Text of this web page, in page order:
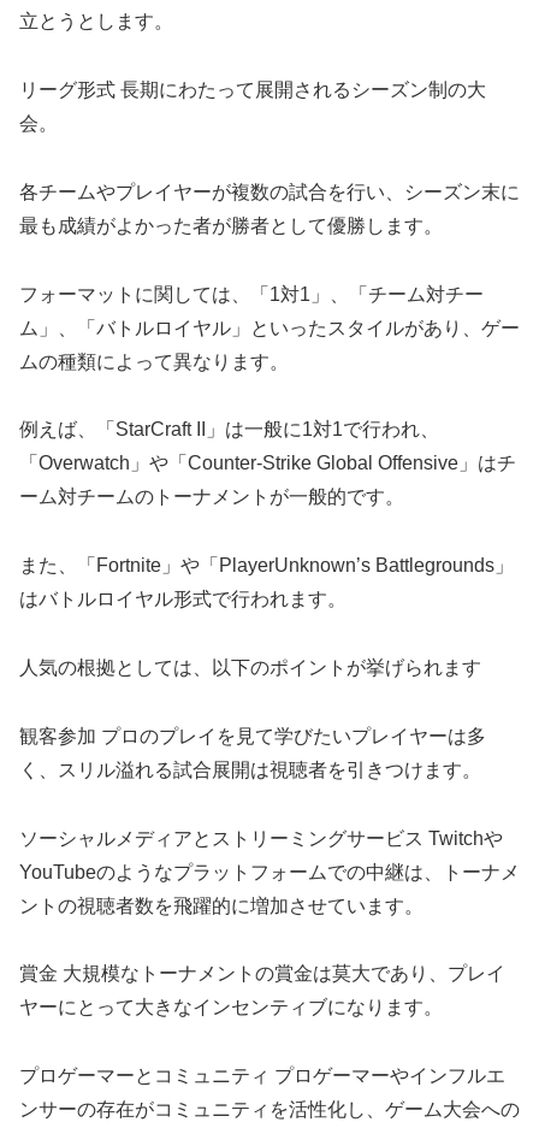
立とうとします。
リーグ形式 長期にわたって展開されるシーズン制の大
会。
各チームやプレイヤーが複数の試合を行い、シーズン末に
最も成績がよかった者が勝者として優勝します。
フォーマットに関しては、「1対1」、「チーム対チー
ム」、「バトルロイヤル」といったスタイルがあり、ゲー
ムの種類によって異なります。
例えば、「StarCraft II」は一般に1対1で行われ、
「Overwatch」や「Counter-Strike Global Offensive」はチ
ーム対チームのトーナメントが一般的です。
また、「Fortnite」や「PlayerUnknown’s Battlegrounds」
はバトルロイヤル形式で行われます。
人気の根拠としては、以下のポイントが挙げられます
観客参加 プロのプレイを見て学びたいプレイヤーは多
く、スリル溢れる試合展開は視聴者を引きつけます。
ソーシャルメディアとストリーミングサービス Twitchや
YouTubeのようなプラットフォームでの中継は、トーナメ
ントの視聴者数を飛躍的に増加させています。
賞金 大規模なトーナメントの賞金は莫大であり、プレイ
ヤーにとって大きなインセンティブになります。
プロゲーマーとコミュニティ プロゲーマーやインフルエ
ンサーの存在がコミュニティを活性化し、ゲーム大会への